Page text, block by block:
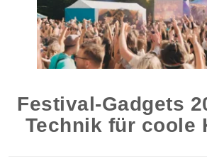
Festival-Gadgets
Technik für coole